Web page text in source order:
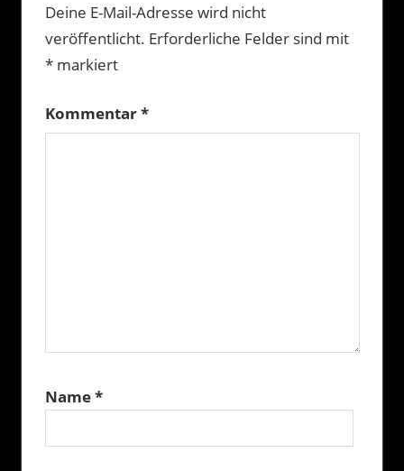
Deine E-Mail-Adresse wird nicht
veröffentlicht. Erforderliche Felder sind mit
*markiert
Kommentar*
Name*